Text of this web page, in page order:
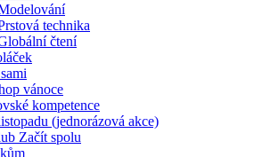
technika
čtení
vánoce
kompetence
(jednorázová akce)
Začít spolu